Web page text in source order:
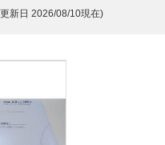
新日 2026/08/10現在)